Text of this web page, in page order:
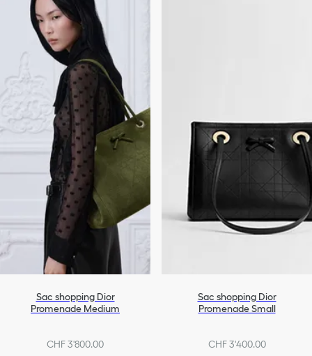
Sac shopping Dior
Promenade Medium
CHF 3'800.00
Sac shopping Dior
Promenade Small
CHF 3'400.00